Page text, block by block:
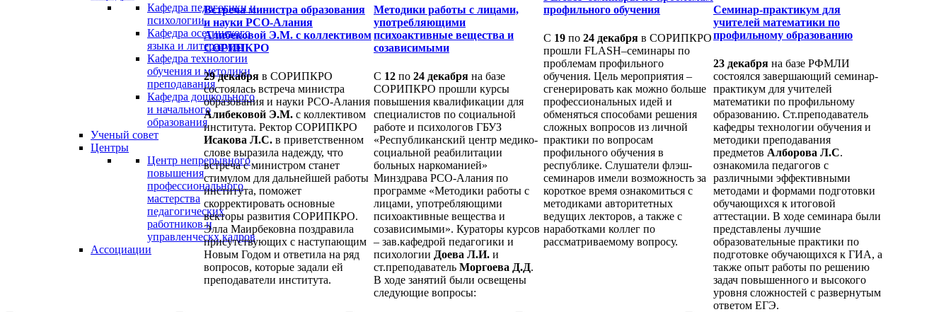
Кафедра педагогики и
психологии
Кафедра осетинского
языка и литературы
Кафедра технологии
обучения и методики
преподавания
Кафедра дошкольного
и начального
образования
Ученый совет
Центры
Центр непрерывного
повышения
профессионального
мастерства
педагогических
работников и
управленческх кадров
Ассоциации
Встреча министра образования
и науки РСО-Алания
Алибековой Э.М. с коллективом
СОРИПКРО
29 декабря в СОРИПКРО
состоялась встреча министра
образования и науки РСО-Алания
Алибековой Э.М. с коллективом
института. Ректор СОРИПКРО
Исакова Л.С. в приветственном
слове выразила надежду, что
встреча с министром станет
стимулом для дальнейшей работы
института, поможет
скорректировать основные
векторы развития СОРИПКРО.
Элла Маирбековна поздравила
присутствующих с наступающим
Новым Годом и ответила на ряд
вопросов, которые задали ей
преподаватели института.
Методики работы с лицами,
употребляющими
психоактивные вещества и
созависимыми
С 12 по 24 декабря на базе
СОРИПКРО прошли курсы
повышения квалификации для
специалистов по социальной
работе и психологов ГБУЗ
«Республиканский центр медико-
социальной реабилитации
больных наркоманией»
Минздрава РСО-Алания по
программе «Методики работы с
лицами, употребляющими
психоактивные вещества и
созависимыми». Кураторы курсов
– зав.кафедрой педагогики и
психологии Доева Л.И. и
ст.преподаватель Моргоева Д.Д.
В ходе занятий были освещены
следующие вопросы:
профильного обучения
С 19 по 24 декабря в СОРИПКРО
прошли FLASH–семинары по
проблемам профильного
обучения. Цель мероприятия –
сгенерировать как можно больше
профессиональных идей и
обменяться способами решения
сложных вопросов из личной
практики по вопросам
профильного обучения в
республике. Слушатели флэш-
семинаров имели возможность за
короткое время ознакомиться с
методиками авторитетных
ведущих лекторов, а также с
наработками коллег по
рассматриваемому вопросу.
Семинар-практикум для
учителей математики по
профильному образованию
23 декабря на базе РФМЛИ
состоялся завершающий семинар-
практикум для учителей
математики по профильному
образованию. Ст.преподаватель
кафедры технологии обучения и
методики преподавания
предметов Алборова Л.С.
ознакомила педагогов с
различными эффективными
методами и формами подготовки
обучающихся к итоговой
аттестации. В ходе семинара были
представлены лучшие
образовательные практики по
подготовке обучающихся к ГИА, а
также опыт работы по решению
задач повышенного и высокого
уровня сложностей с развернутым
ответом ЕГЭ.